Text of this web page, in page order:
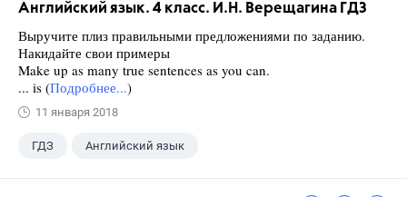
Английский язык. 4 класс. И.Н. Верещагина ГДЗ
Выручите плиз правильными предложениями по заданию.
Накидайте свои примеры
Make up as many true sentences as you can.
... is (Подробнее...)
11 января 2018
ГДЗ Английский язык